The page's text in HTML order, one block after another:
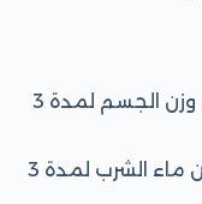
2 غرام مرتين يوميًا لكل 100 كغ من وزن الجسم لمدة 3
50 غرام مرتين يوميًا لكل 100 لتر من ماء الشرب لمدة 3